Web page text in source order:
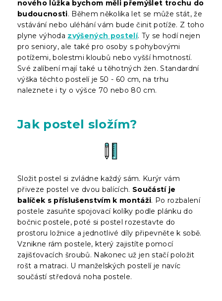
nového lůžka bychom měli přemýšlet trochu do
budoucnosti. Během několika let se může stát, že
vstávání nebo uléhání vám bude činit potíže. Z toho
plyne výhoda zvýšených postelí. Ty se hodí nejen
pro seniory, ale také pro osoby s pohybovými
potížemi, bolestmi kloubů nebo vyšší hmotností.
Své zalíbení mají také u těhotných žen. Standardní
výška těchto postelí je 50 - 60 cm, na trhu
naleznete i ty o výšce 70 nebo 80 cm.
Jak postel složím?
Složit postel si zvládne každý sám. Kurýr vám
přiveze postel ve dvou balících. Součástí je
balíček s příslušenstvím k montáži. Po rozbalení
postele zasuňte spojovací kolíky podle plánku do
bočnic postele, poté si postel rozestavte do
prostoru ložnice a jednotlivé díly připevněte k sobě.
Vznikne rám postele, který zajistíte pomocí
zajišťovacích šroubů. Nakonec už jen stačí položit
rošt a matraci. U manželských postelí je navíc
součástí středová noha postele.